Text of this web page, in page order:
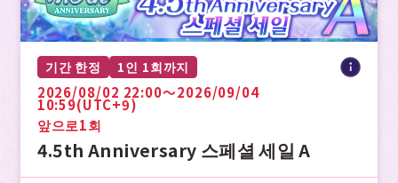
기간 한정 1인 1회까지
2026/08/02 22:00〜2026/09/04
10:59(UTC+9)
앞으로1회
4.5th Anniversary 스페셜 세일 A